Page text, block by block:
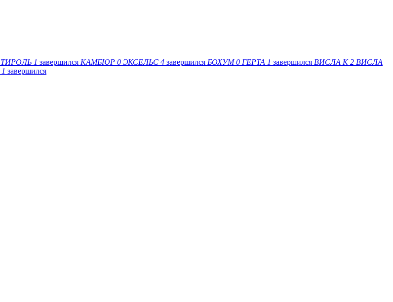
ТИРОЛЬ 1 завершился КАМБЮР 0 ЭКСЕЛЬС 4 завершился БОХУМ 0 ГЕРТА 1 завершился ВИСЛА K 2 ВИСЛА
1 завершился